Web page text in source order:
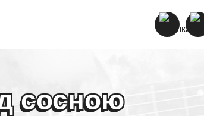
сосною